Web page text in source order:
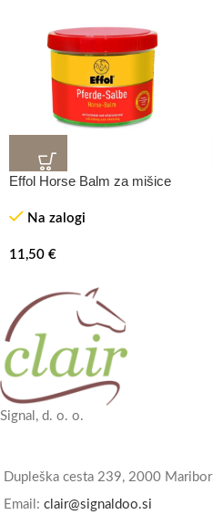
Effol Horse Balm za mišice
Na zalogi
11,50 €
Signal, d. o. o.
Dupleška cesta 239, 2000 Maribor
Email: clair@signaldoo.si